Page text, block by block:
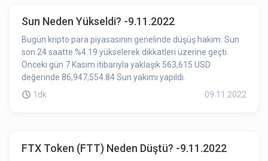
Sun Neden Yükseldi? -9.11.2022
Bugün kripto para piyasasının genelinde düşüş hakim. Sun
son 24 saatte %4.19 yükselerek dikkatleri üzerine geçti.
Önceki gün 7 Kasım itibarıyla yaklaşık 563,615 USD
değerinde 86,947,554.84 Sun yakımı yapıldı.
1dk
09.11.2022
FTX Token (FTT) Neden Düştü? -9.11.2022